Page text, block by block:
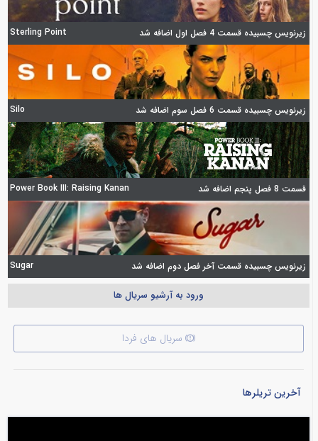
زیرنویس چسبیده قسمت 4 فصل اول اضافه شد Sterling Point
زیرنویس چسبیده قسمت 6 فصل سوم اضافه شد Silo
قسمت 8 فصل پنجم اضافه شد Power Book III: Raising Kanan
زیرنویس چسبیده قسمت آخر فصل دوم اضافه شد Sugar
ورود به آرشیو سریال ها
سریال های فردا
آخرین تریلرها